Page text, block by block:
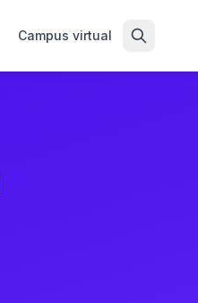
Campus virtual